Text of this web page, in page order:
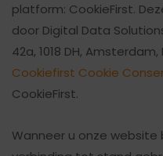
platform: CookieFirst.
door Digital Data
42a, 1018 DH,
Cookiefirst Cookie
CookieFirst.
Wanneer u onze